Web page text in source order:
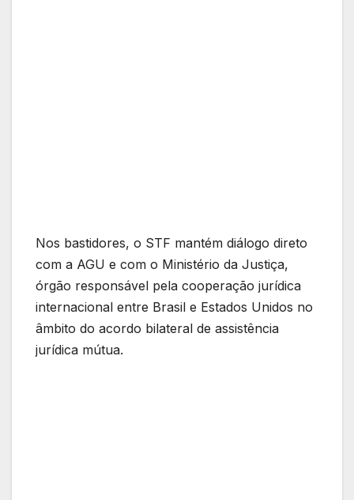
Nos bastidores, o STF mantém diálogo direto
com a AGU e com o Ministério da Justiça,
órgão responsável pela cooperação jurídica
internacional entre Brasil e Estados Unidos no
âmbito do acordo bilateral de assistência
jurídica mútua.